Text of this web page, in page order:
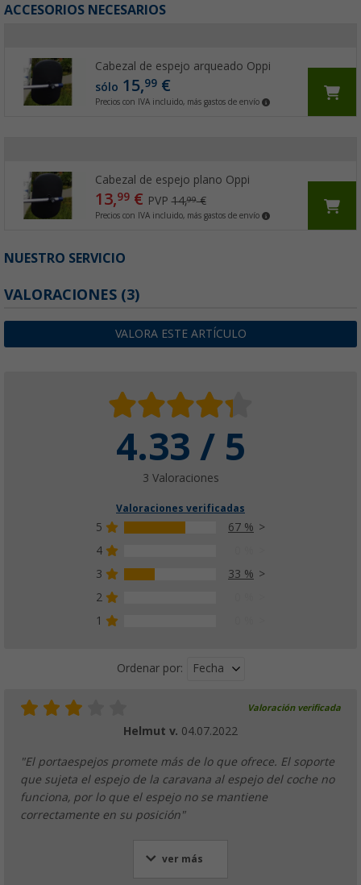
ACCESORIOS NECESARIOS
Cabezal de espejo arqueado Oppi
sólo 15,99€
Precios con IVA incluido, más gastos de envío
Cabezal de espejo plano Oppi
13,99€ PVP14,99€
Precios con IVA incluido, más gastos de envío
NUESTRO SERVICIO
VALORACIONES (3)
VALORA ESTE ARTÍCULO
4.33 / 5
3 Valoraciones
Valoraciones verificadas
5
67 %
4
3
33 %
2
1
Ordenar por: Fecha
Valoración verificada
Helmut v. 04.07.2022
"El portaespejos promete más de lo que ofrece. El soporte
que sujeta el espejo de la caravana al espejo del coche no
funciona, por lo que el espejo no se mantiene
correctamente en su posición"
ver más